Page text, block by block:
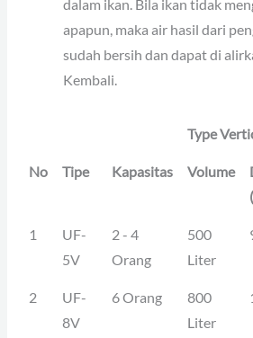
dalam ikan. Bila ikan tidak
apapun, maka air hasil dari
sudah bersih dan dapat di
Kembali.
Type
No Tipe Kapasitas Volume
1
UF-
5V
2 - 4
Orang
500
Liter
2
UF-
8V
6 Orang
800
Liter